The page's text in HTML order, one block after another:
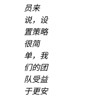
员来
说，设
置策略
很简
单，我
们的团
队受益
于更安